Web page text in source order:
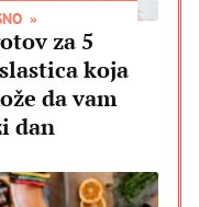
za 5
koja
da vam
dan